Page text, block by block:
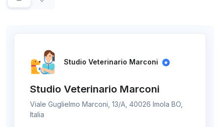
Studio Veterinario Marconi
Studio Veterinario Marconi
Viale Guglielmo Marconi, 13/A, 40026 Imola BO,
Italia